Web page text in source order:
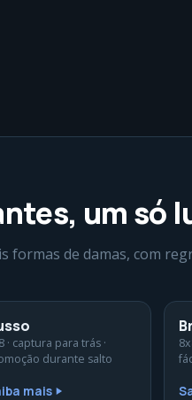
um só
formas de damas, com
· captura para trás ·
durante salto
mais